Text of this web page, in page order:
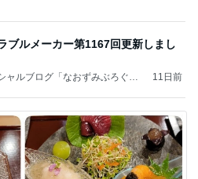
ブルメーカー第1167回更新しまし
ャルブログ「なおずみぶろぐ」
11日前